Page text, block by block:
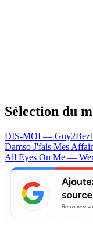
Sélection du
DIS-MOI —
Damso J'fais Mes
All Eyes On Me —